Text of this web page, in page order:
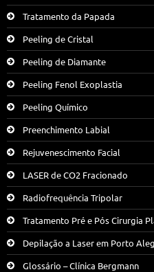
Tratamento da Papada
Peeling de Cristal
Peeling de Diamante
Peeling Fenol Exoplastia
Peeling Químico
Preenchimento Labial
Rejuvenescimento Facial
LASER de CO2 Fracionado
Radiofrequência Tripolar
Tratamento Pré e Pós Cirurgia
Depilação a Laser em Porto
Glossário – Clínica Bergmann